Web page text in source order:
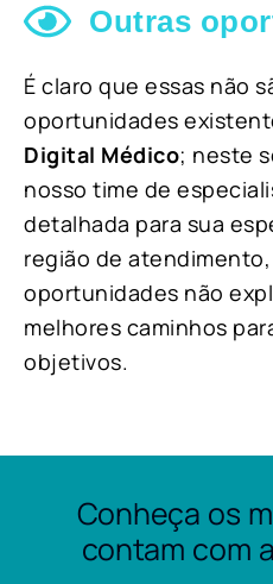
Outras
É claro que essas não
oportunidades
Digital Médico; neste
nosso time de
detalhada para sua
região de
oportunidades não
melhores caminhos
objetivos.
Conheça os
contam com